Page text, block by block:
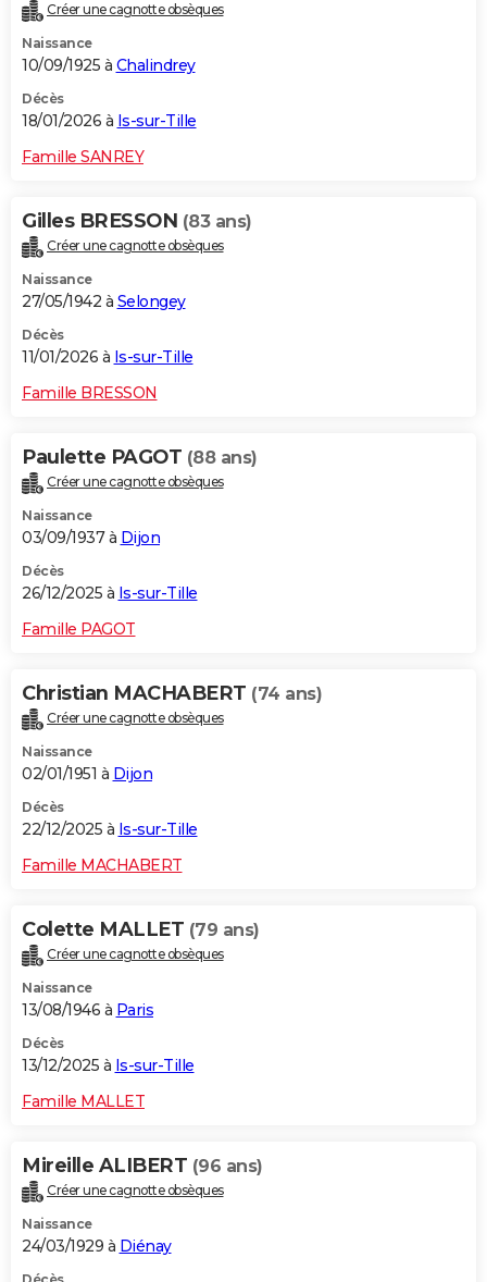
Créer une cagnotte obsèques
Naissance
10/09/1925 à Chalindrey
Décès
18/01/2026 à Is-sur-Tille
Famille SANREY
Gilles BRESSON (83 ans)
Créer une cagnotte obsèques
Naissance
27/05/1942 à Selongey
Décès
11/01/2026 à Is-sur-Tille
Famille BRESSON
Paulette PAGOT (88 ans)
Créer une cagnotte obsèques
Naissance
03/09/1937 à Dijon
Décès
26/12/2025 à Is-sur-Tille
Famille PAGOT
Christian MACHABERT (74 ans)
Créer une cagnotte obsèques
Naissance
02/01/1951 à Dijon
Décès
22/12/2025 à Is-sur-Tille
Famille MACHABERT
Colette MALLET (79 ans)
Créer une cagnotte obsèques
Naissance
13/08/1946 à Paris
Décès
13/12/2025 à Is-sur-Tille
Famille MALLET
Mireille ALIBERT (96 ans)
Créer une cagnotte obsèques
Naissance
24/03/1929 à Diénay
Décès